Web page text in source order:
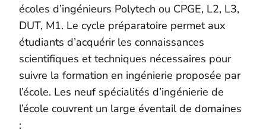
écoles d’ingénieurs Polytech ou CPGE, L2, L3,
DUT, M1. Le cycle préparatoire permet aux
étudiants d’acquérir les connaissances
scientifiques et techniques nécessaires pour
suivre la formation en ingénierie proposée par
l’école. Les neuf spécialités d’ingénierie de
l’école couvrent un large éventail de domaines
: